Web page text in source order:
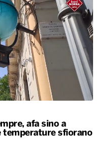
afa sino a
temperature sfiorano